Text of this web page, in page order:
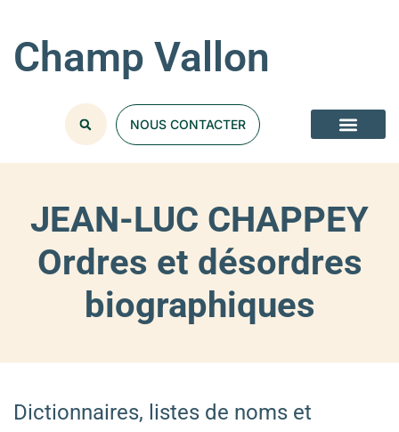
Champ Vallon
NOUS CONTACTER
JEAN-LUC CHAPPEY
Ordres et désordres
biographiques
Dictionnaires, listes de noms et